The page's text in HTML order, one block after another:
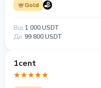
Gold
Від 1 000 USDT
До 99 800 USDT
1cent